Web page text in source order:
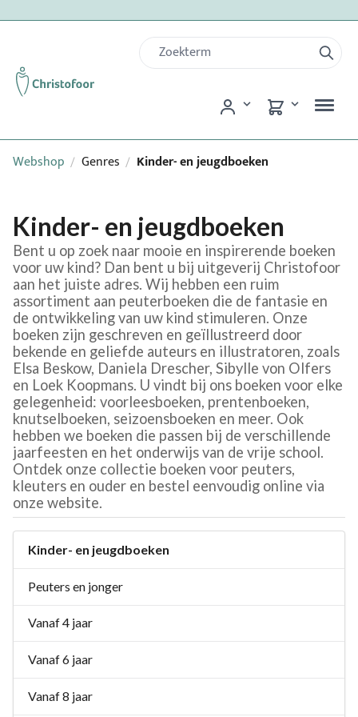
Webshop / Genres / Kinder- en jeugdboeken
Kinder- en jeugdboeken
Bent u op zoek naar mooie en inspirerende boeken
voor uw kind? Dan bent u bij uitgeverij Christofoor
aan het juiste adres. Wij hebben een ruim
assortiment aan peuterboeken die de fantasie en
de ontwikkeling van uw kind stimuleren. Onze
boeken zijn geschreven en geïllustreerd door
bekende en geliefde auteurs en illustratoren, zoals
Elsa Beskow, Daniela Drescher, Sibylle von Olfers
en Loek Koopmans. U vindt bij ons boeken voor elke
gelegenheid: voorleesboeken, prentenboeken,
knutselboeken, seizoensboeken en meer. Ook
hebben we boeken die passen bij de verschillende
jaarfeesten en het onderwijs van de vrije school.
Ontdek onze collectie boeken voor peuters,
kleuters en ouder en bestel eenvoudig online via
onze website.
Kinder- en jeugdboeken
Peuters en jonger
Vanaf 4 jaar
Vanaf 6 jaar
Vanaf 8 jaar